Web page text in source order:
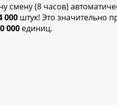
смену (8 часов)
000 штук! Это значительно
000 единиц.